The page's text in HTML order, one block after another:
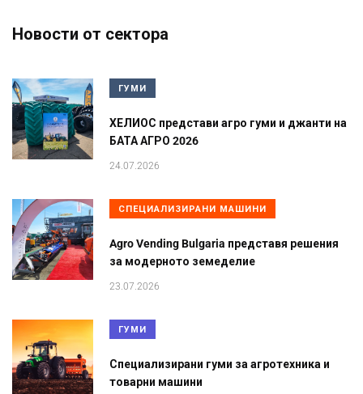
Новости от сектора
ГУМИ
ХЕЛИОС представи агро гуми и джанти на
БАТА АГРО 2026
24.07.2026
СПЕЦИАЛИЗИРАНИ МАШИНИ
Agro Vending Bulgaria представя решения
за модерното земеделие
23.07.2026
ГУМИ
Специализирани гуми за агротехника и
товарни машини